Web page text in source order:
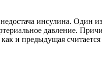
инсулина. Один
давление.
и предыдущая